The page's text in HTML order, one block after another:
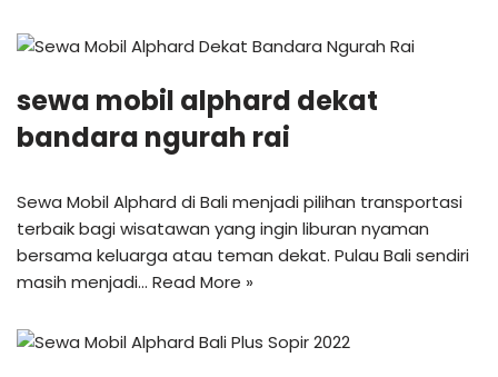
sewa mobil alphard dekat
bandara ngurah rai
Sewa Mobil Alphard di Bali menjadi pilihan transportasi
terbaik bagi wisatawan yang ingin liburan nyaman
bersama keluarga atau teman dekat. Pulau Bali sendiri
masih menjadi… Read More »